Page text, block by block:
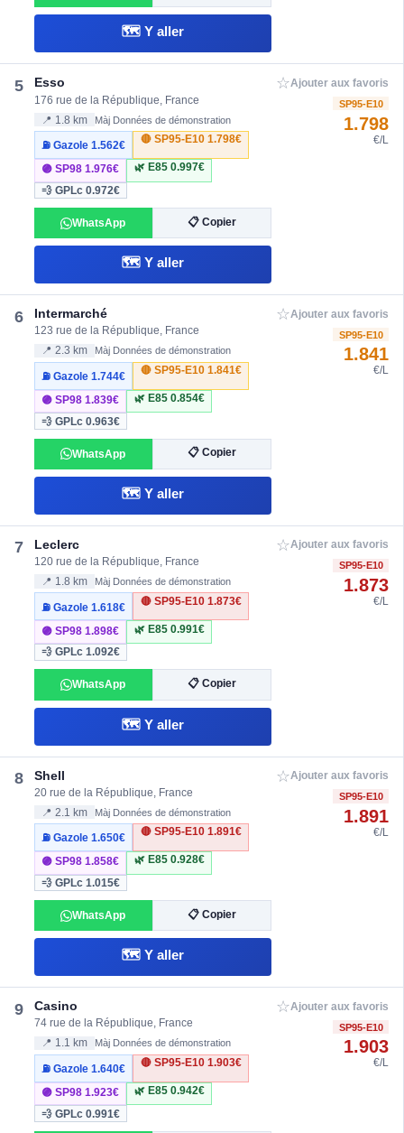
🗺️ Y aller
5 Esso
176 rue de la République, France
📍 1.8 km Màj Données de démonstration
⛽ Gazole1.562€
🔴 SP95-E10 1.798€
🟣 SP981.976€ 🌿 E85 0.997€
💨 GPLc0.972€
WhatsApp 📋 Copier
🗺️ Y aller
☆Ajouter aux favoris
SP95-E10
1.798
€/L
6 Intermarché
123 rue de la République, France
📍 2.3 km Màj Données de démonstration
⛽ Gazole1.744€
🔴 SP95-E10 1.841€
🟣 SP981.839€ 🌿 E85 0.854€
💨 GPLc0.963€
WhatsApp 📋 Copier
🗺️ Y aller
☆Ajouter aux favoris
SP95-E10
1.841
€/L
7 Leclerc
120 rue de la République, France
📍 1.8 km Màj Données de démonstration
⛽ Gazole1.618€
🔴 SP95-E10 1.873€
🟣 SP981.898€ 🌿 E85 0.991€
💨 GPLc1.092€
WhatsApp 📋 Copier
🗺️ Y aller
☆Ajouter aux favoris
SP95-E10
1.873
€/L
8 Shell
20 rue de la République, France
📍 2.1 km Màj Données de démonstration
⛽ Gazole1.650€
🔴 SP95-E10 1.891€
🟣 SP981.858€ 🌿 E85 0.928€
💨 GPLc1.015€
WhatsApp 📋 Copier
🗺️ Y aller
☆Ajouter aux favoris
SP95-E10
1.891
€/L
9 Casino
74 rue de la République, France
📍 1.1 km Màj Données de démonstration
⛽ Gazole1.640€
🔴 SP95-E10 1.903€
🟣 SP981.923€ 🌿 E85 0.942€
💨 GPLc0.991€
☆Ajouter aux favoris
SP95-E10
1.903
€/L